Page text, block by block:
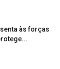
às forças